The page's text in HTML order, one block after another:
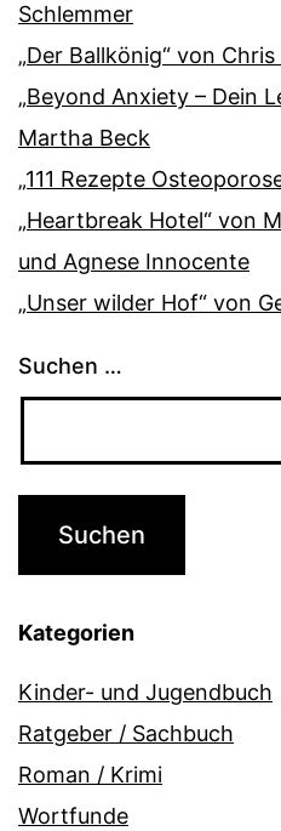
Schlemmer
„Der Ballkönig“ von
„Beyond Anxiety – Dein
Martha Beck
„111 Rezepte
„Heartbreak Hotel“ von
und Agnese Innocente
„Unser wilder Hof“ von
Suchen …
Kategorien
Kinder- und Jugendbuch
Ratgeber / Sachbuch
Roman / Krimi
Wortfunde